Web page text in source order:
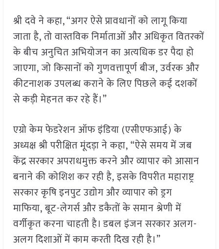
श्री दवे ने कहा, “अगर ऐसे प्रावधानों को लागू किया
जाता है, तो वास्तविक निर्माताओं और अधिकृत वितरकों
के बीच अनुचित अभियोजन का अत्यधिक डर पैदा हो
जाएगा, जो किसानों को गुणवत्तापूर्ण बीज, उर्वरक और
कीटनाशक उपलब्ध कराने के लिए पिछले कई दशकों
से कड़ी मेहनत कर रहे हैं।”
एग्रो केम फेडरेशन ऑफ इंडिया (एसीएफआई) के
अध्यक्ष श्री परीक्षित मूंदड़ा ने कहा, “ऐसे समय में जब
केंद्र सरकार अपराधमुक्त करने और व्यापार को आसान
बनाने की कोशिश कर रही है, इसके विपरीत महाराष्ट्र
सरकार कृषि इनपुट उद्योग और व्यापार को ड्रग
माफिया, बूट-लेगर्स और डकैतों के समान श्रेणी में
वर्गीकृत करना चाहती है। डबल इंजन सरकार अलग-
अलग दिशाओं में काम करती दिख रही है।”